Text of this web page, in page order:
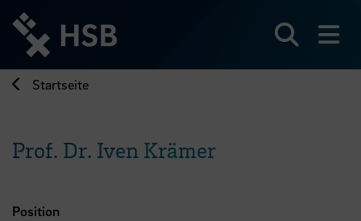
zum
Seiteninhalt
springen
Startseite
Prof. Dr. Iven Krämer
Position